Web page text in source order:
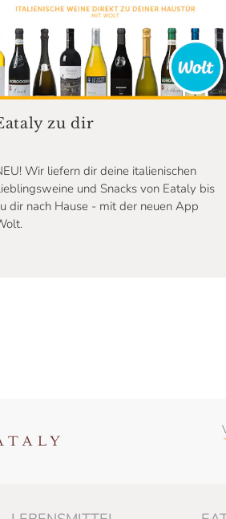
zu dir
Wir liefern dir deine italienischen
und Snacks von Eataly bis
dir nach Hause - mit der neuen App